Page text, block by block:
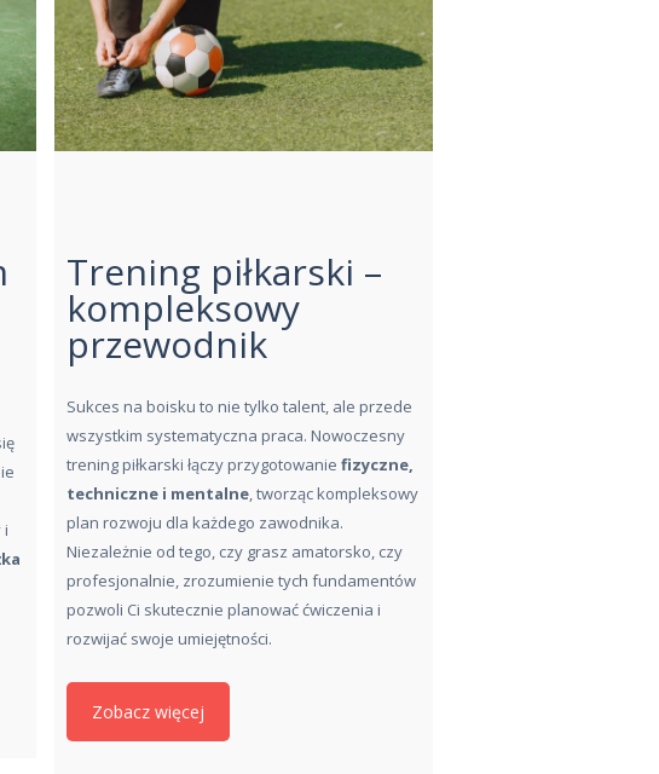
i
Trening piłkarski –
kompleksowy
przewodnik
Sukces na boisku to nie tylko talent, ale przede
wszystkim systematyczna praca. Nowoczesny
trening piłkarski łączy przygotowanie fizyczne,
techniczne i mentalne, tworząc kompleksowy
plan rozwoju dla każdego zawodnika.
Niezależnie od tego, czy grasz amatorsko, czy
profesjonalnie, zrozumienie tych fundamentów
pozwoli Ci skutecznie planować ćwiczenia i
rozwijać swoje umiejętności.
Zobacz więcej